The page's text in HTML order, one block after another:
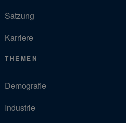
Satzung
Karriere
THEMEN
Demografie
Industrie